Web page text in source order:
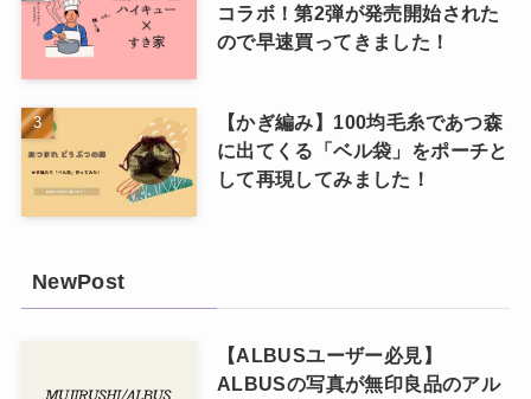
コラボ！第2弾が発売開始された
ので早速買ってきました！
【かぎ編み】100均毛糸であつ森
に出てくる「ベル袋」をポーチと
して再現してみました！
NewPost
【ALBUSユーザー必見】
ALBUSの写真が無印良品のアル